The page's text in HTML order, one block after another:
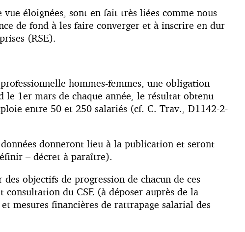
éloignées, sont en fait très liées comme nous
de fond à les faire converger et à inscrire en dur
(RSE).
hommes-femmes, une obligation
1er mars de chaque année, le résultat obtenu
entre 50 et 250 salariés (cf. C. Trav., D1142-2-
donneront lieu à la publication et seront
– décret à paraître).
objectifs de progression de chacun de ces
du CSE (à déposer auprès de la
mesures financières de rattrapage salarial des